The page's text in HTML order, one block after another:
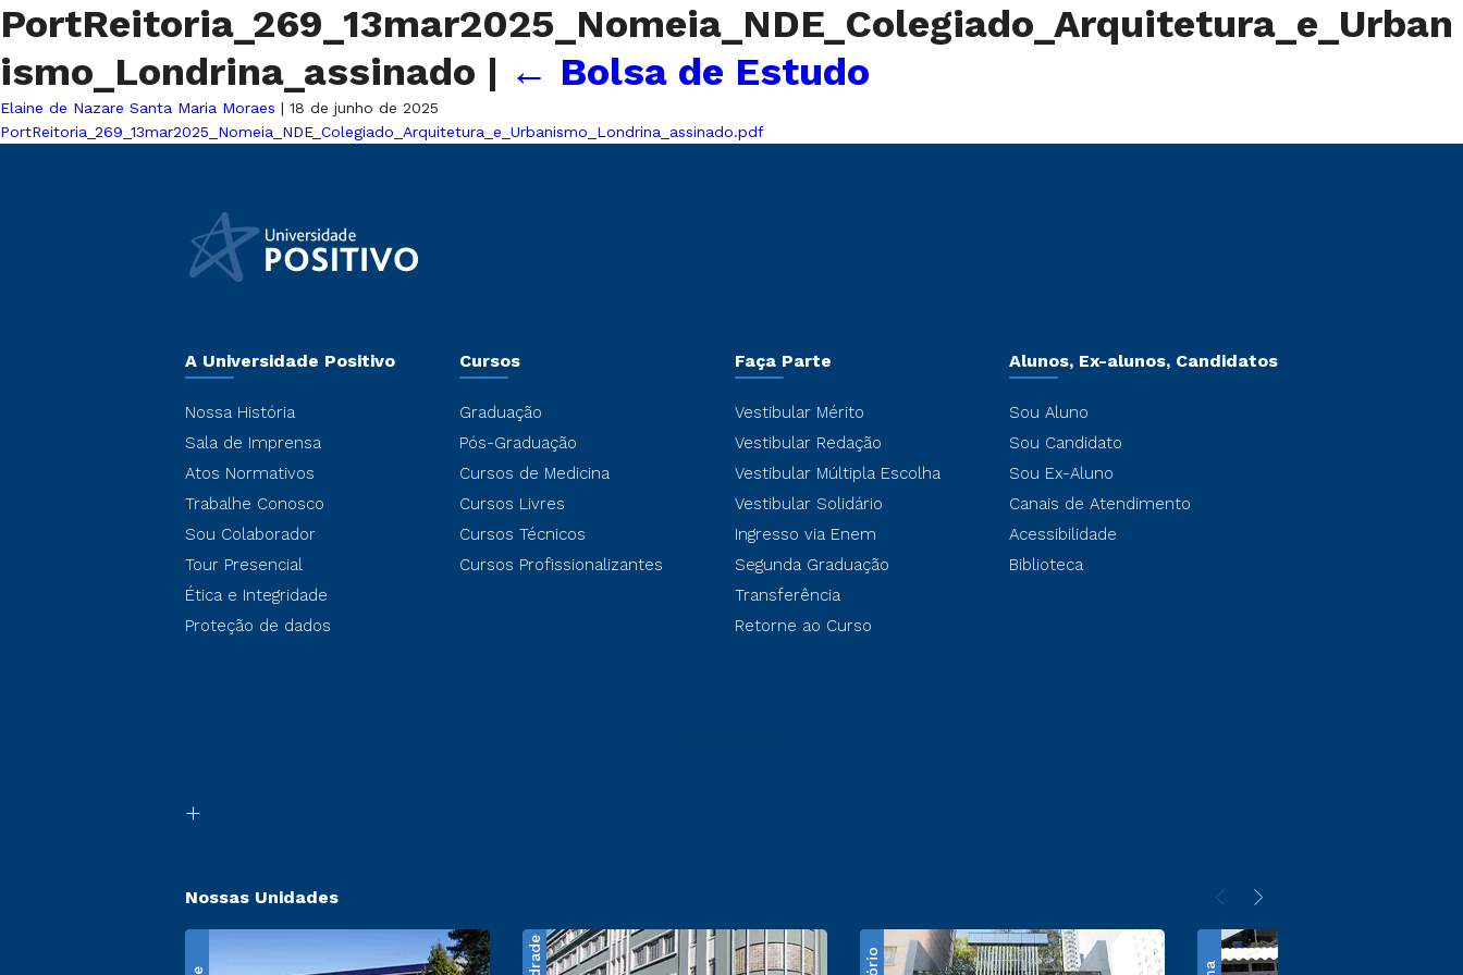
PortReitoria_269_13mar2025_Nomeia_NDE_Colegiado_Arquitetura_e_Urban
ismo_Londrina_assinado | ← Bolsa de Estudo
Elaine de Nazare Santa Maria Moraes | 18 de junho de 2025
PortReitoria_269_13mar2025_Nomeia_NDE_Colegiado_Arquitetura_e_Urbanismo_Londrina_assinado.pdf
A Universidade Positivo
Nossa História
Sala de Imprensa
Atos Normativos
Trabalhe Conosco
Sou Colaborador
Tour Presencial
Ética e Integridade
Proteção de dados
Cursos
Graduação
Pós-Graduação
Cursos de Medicina
Cursos Livres
Cursos Técnicos
Cursos Profissionalizantes
Faça Parte
Vestibular Mérito
Vestibular Redação
Vestibular Múltipla Escolha
Vestibular Solidário
Ingresso via Enem
Segunda Graduação
Transferência
Retorne ao Curso
Alunos, Ex-alunos, Candidatos
Sou Aluno
Sou Candidato
Sou Ex-Aluno
Canais de Atendimento
Acessibilidade
Biblioteca
Nossas Unidades